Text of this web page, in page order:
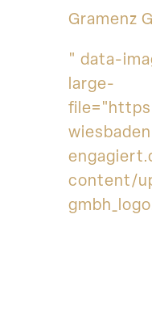
Gramenz
" data-
large-
content/